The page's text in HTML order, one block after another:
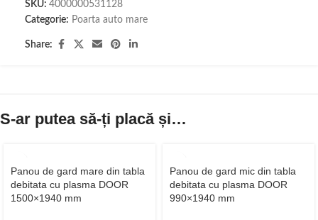
SKU: 4000000531128
Categorie: Poarta auto mare
Share:
S-ar putea să-ți placă și…
Panou de gard mare din tabla
debitata cu plasma DOOR
1500×1940 mm
Panou de gard mic din tabla
debitata cu plasma DOOR
990×1940 mm